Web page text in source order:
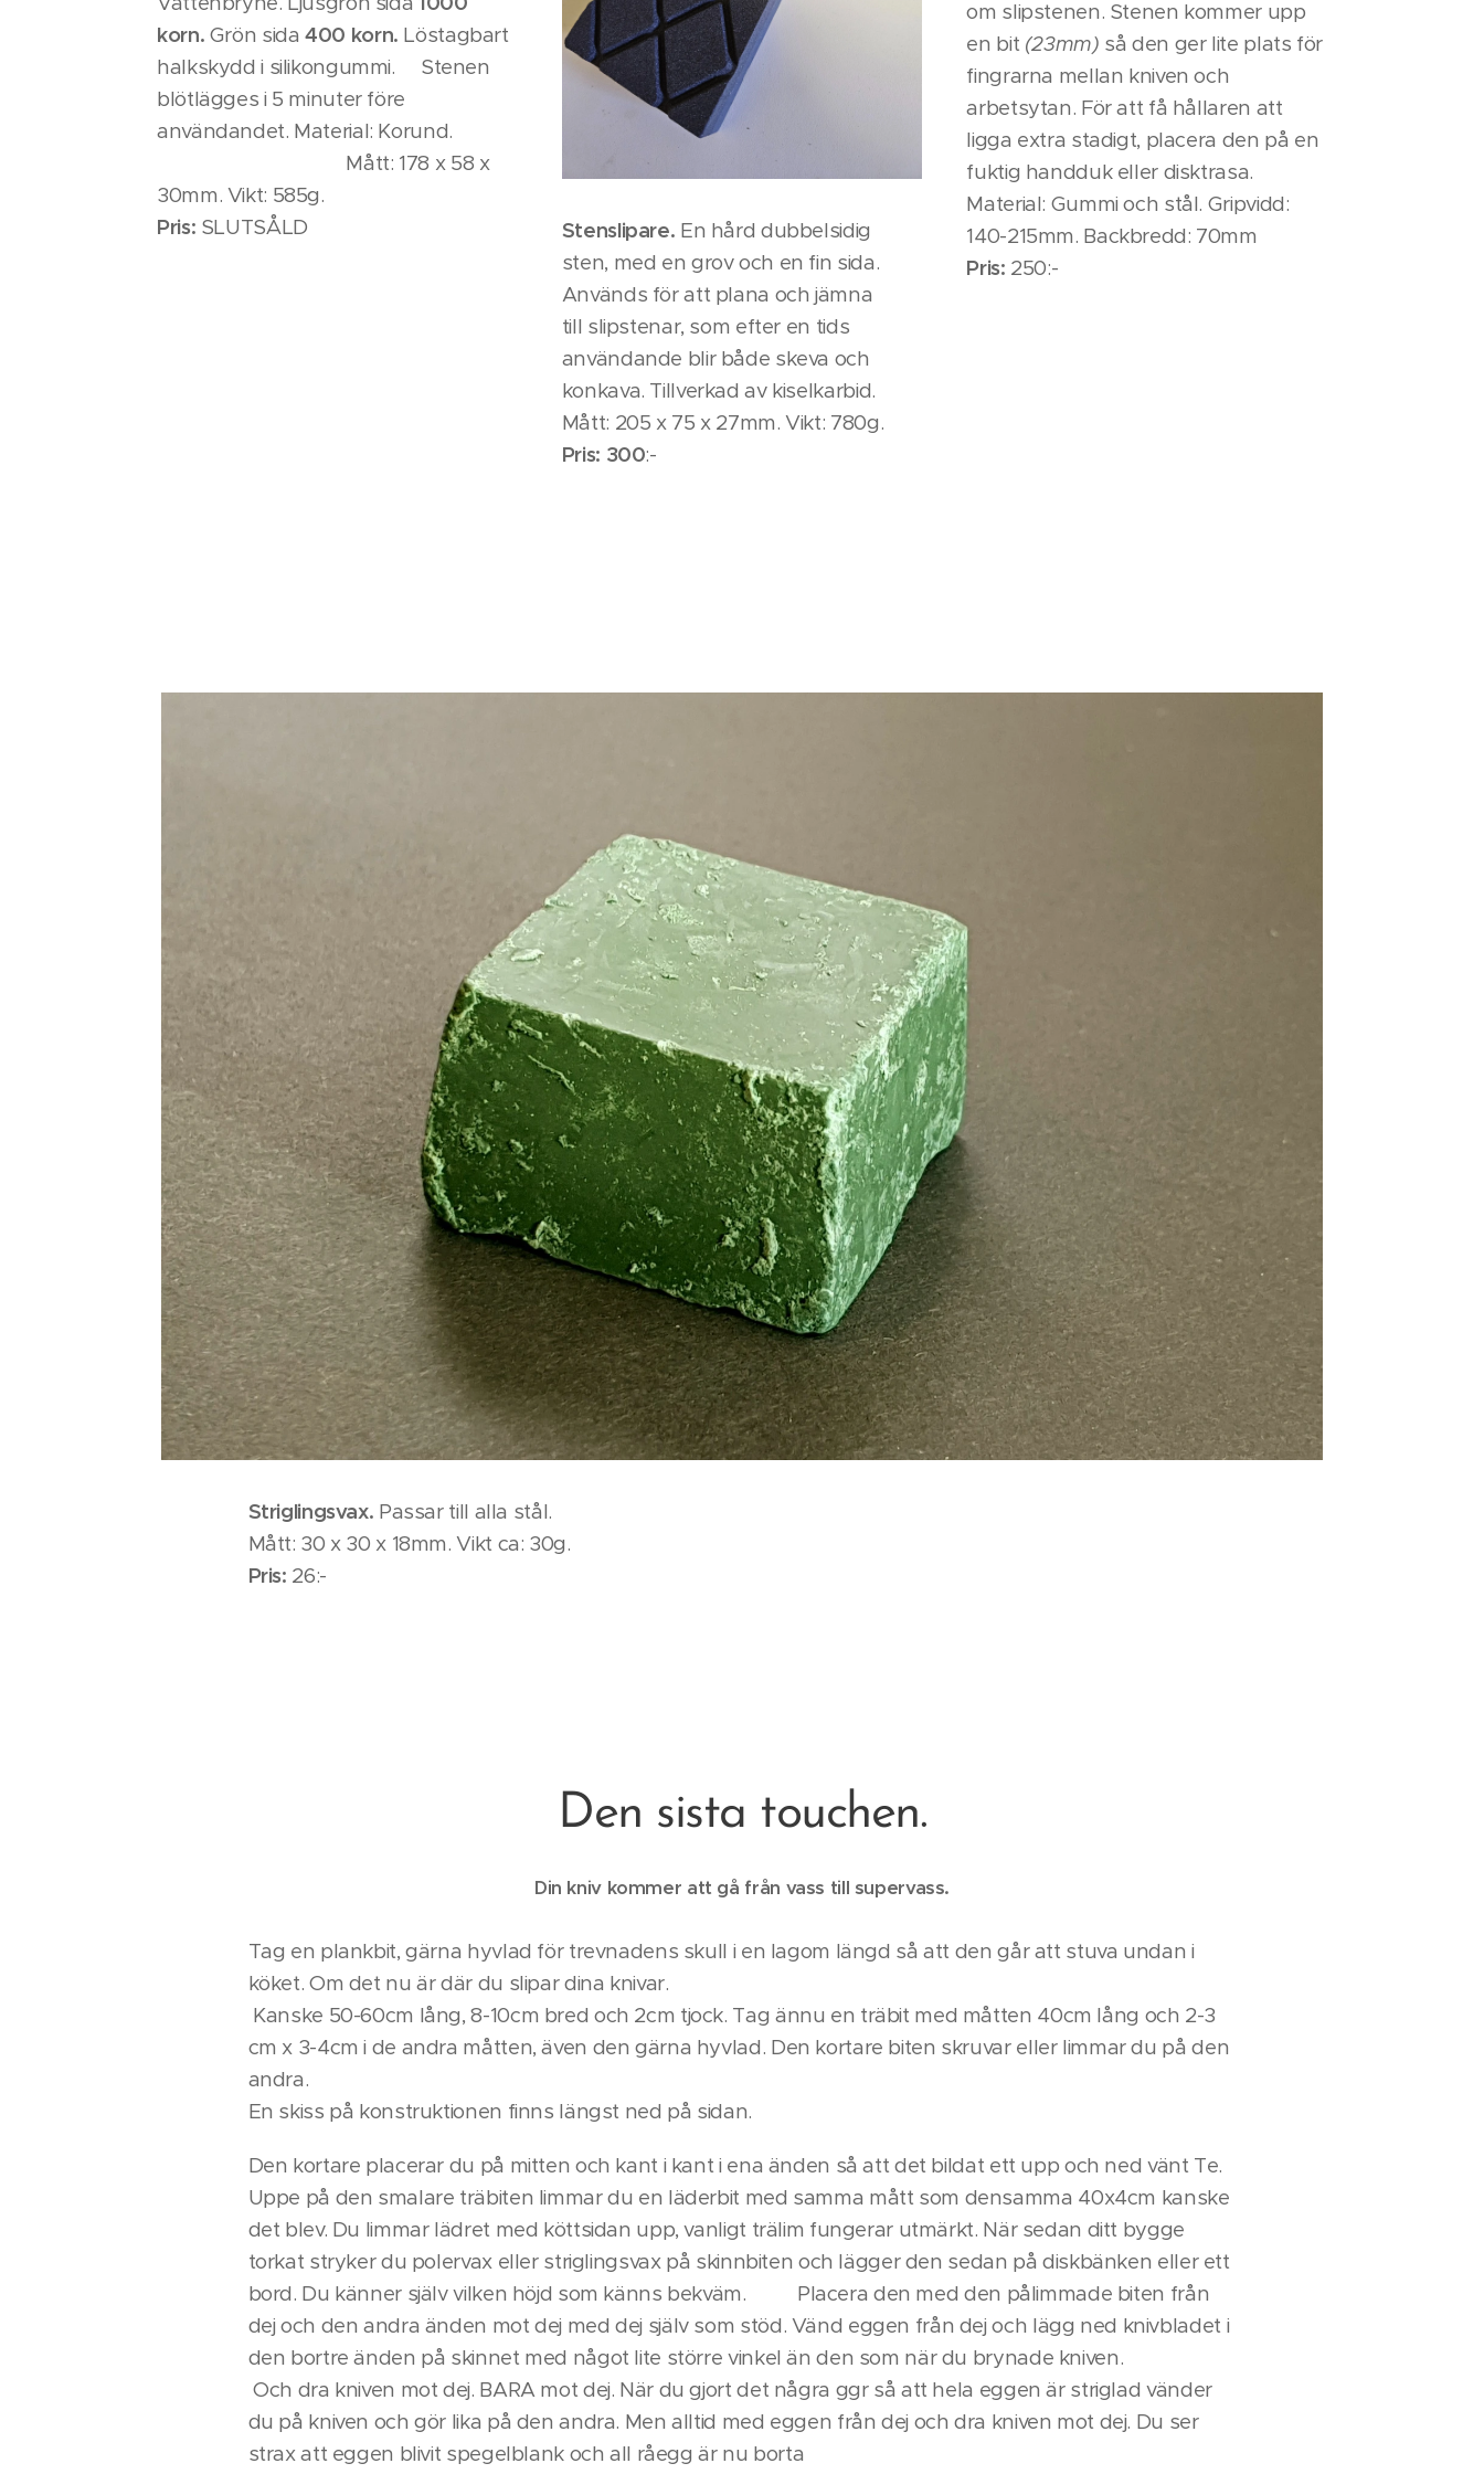
korn. Grön sida400 korn. Löstagbart
halkskydd i silikongummi. Stenen
blötlägges i 5 minuter före
användandet. Material: Korund.
Mått: 178 x 58 x
30mm. Vikt: 585g.
Pris: SLUTSÅLD Stenslipare. En hård dubbelsidig
sten, med en grov och en fin sida.
Används för att plana och jämna
till slipstenar, som efter en tids
användande blir både skeva och
konkava. Tillverkad av kiselkarbid.
Mått: 205 x 75 x 27mm. Vikt: 780g.
Pris: 300:-
om slipstenen. Stenen kommer upp
en bit (23mm) så den ger lite plats för
fingrarna mellan kniven och
arbetsytan. För att få hållaren att
ligga extra stadigt, placera den på en
fuktig handduk eller disktrasa.
Material: Gummi och stål. Gripvidd:
140-215mm. Backbredd: 70mm
Pris: 250:-
Striglingsvax. Passar till alla stål.
Mått: 30 x 30 x 18mm. Vikt ca: 30g.
Pris: 26:-
Den sista touchen.
Din kniv kommer att gå från vass till supervass.
Tag en plankbit, gärna hyvlad för trevnadens skull i en lagom längd så att den går att stuva undan i
köket. Om det nu är där du slipar dina knivar.
Kanske 50-60cm lång, 8-10cm bred och 2cm tjock. Tag ännu en träbit med måtten 40cm lång och 2-3
cm x 3-4cm i de andra måtten, även den gärna hyvlad. Den kortare biten skruvar eller limmar du på den
andra.
En skiss på konstruktionen finns längst ned på sidan.
Den kortare placerar du på mitten och kant i kant i ena änden så att det bildat ett upp och ned vänt Te.
Uppe på den smalare träbiten limmar du en läderbit med samma mått som densamma 40x4cm kanske
det blev. Du limmar lädret med köttsidan upp, vanligt trälim fungerar utmärkt. När sedan ditt bygge
torkat stryker du polervax eller striglingsvax på skinnbiten och lägger den sedan på diskbänken eller ett
bord. Du känner själv vilken höjd som känns bekväm. Placera den med den pålimmade biten från
dej och den andra änden mot dej med dej själv som stöd. Vänd eggen från dej och lägg ned knivbladet i
den bortre änden på skinnet med något lite större vinkel än den som när du brynade kniven.
Och dra kniven mot dej. BARA mot dej. När du gjort det några ggr så att hela eggen är striglad vänder
du på kniven och gör lika på den andra. Men alltid med eggen från dej och dra kniven mot dej. Du ser
strax att eggen blivit spegelblank och all råegg är nu borta